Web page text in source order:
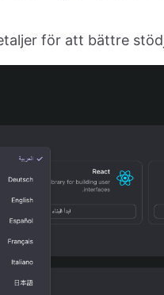
för att bättre